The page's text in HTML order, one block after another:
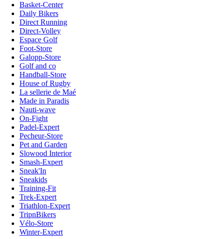
Basket-Center
Daily Bikers
Direct Running
Direct-Volley
Espace Golf
Foot-Store
Galopp-Store
Golf and co
Handball-Store
House of Rugby
La sellerie de Maé
Made in Paradis
Nauti-wave
On-Fight
Padel-Expert
Pecheur-Store
Pet and Garden
Slowood Interior
Smash-Expert
Sneak'In
Sneakids
Training-Fit
Trek-Expert
Triathlon-Expert
TripnBikers
Vélo-Store
Winter-Expert